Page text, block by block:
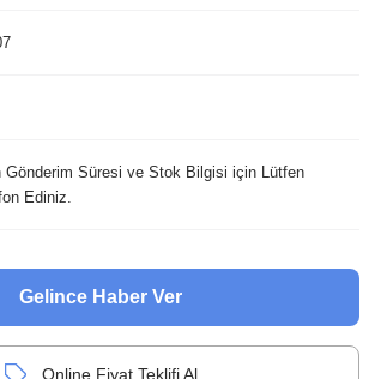
Gönderim Süresi ve Stok Bilgisi için Lütfen
Ediniz.
Gelince Haber Ver
Online Fiyat Teklifi Al